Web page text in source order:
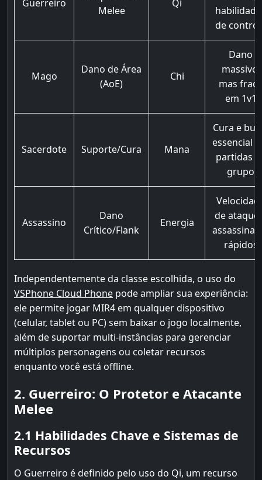
Guerreiro
Melee
Qi
de
Mago
Dano de Área
(AoE)
Chi
Dano
massivo,
mas
em 1v1
Sacerdote Suporte/Cura Mana
Cura e
essencial
partidas
grupo
Assassino
Dano
Crítico/Flank
Energia
de ataque
rápidos
Independentemente da classe escolhida, o uso do
VSPhone Cloud Phone pode ampliar sua experiência:
ele permite jogar MIR4 em qualquer dispositivo
(celular, tablet ou PC) sem baixar o jogo localmente,
além de suportar multi-instâncias para gerenciar
múltiplos personagens ou coletar recursos
enquanto você está offline.
2. Guerreiro: O Protetor e Atacante
Melee
2.1 Habilidades Chave e Sistemas de
Recursos
O Guerreiro é definido pelo uso do Qi, um recurso